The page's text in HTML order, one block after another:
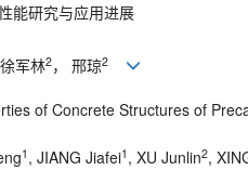
能研究与应用进展
军林2， 邢琼2
of Concrete Structures of
1 , JIANG Jiafei1 , XU Junlin2,